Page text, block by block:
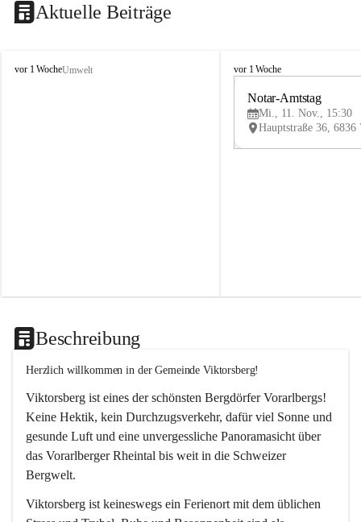
Aktuelle Beiträge
V
vor 1 WocheUmwelt
V
vor 1 Woche
Notar-Amtstag
Mi., 11. Nov., 15:30
Beschreibung
Herzlich willkommen in der Gemeinde Viktorsberg!
Viktorsberg ist eines der schönsten Bergdörfer Vorarlbergs!
Keine Hektik, kein Durchzugsverkehr, dafür viel Sonne und
gesunde Luft und eine unvergessliche Panoramasicht über
das Vorarlberger Rheintal bis weit in die Schweizer
Bergwelt.
Viktorsberg ist keineswegs ein Ferienort mit dem üblichen